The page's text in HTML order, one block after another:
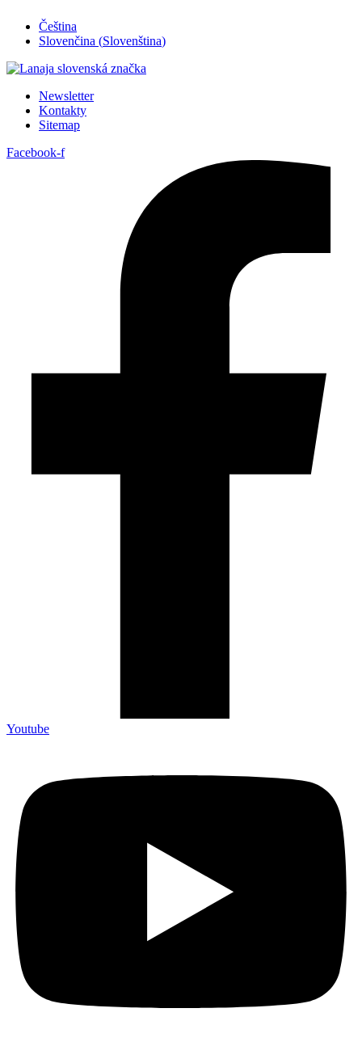
obsahu
Čeština
Slovenčina (Slovenština)
Newsletter
Kontakty
Sitemap
Facebook-f
Youtube